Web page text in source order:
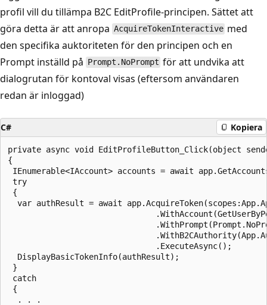
profil vill du tillämpa B2C EditProfile-principen. Sättet att
göra detta är att anropa AcquireTokenInteractive med
den specifika auktoriteten för den principen och en
Prompt inställd på
Prompt.NoPrompt för att undvika att
dialogrutan för kontoval visas (eftersom användaren
redan är inloggad)
C# Kopiera
private async void EditProfileButton_Click(object
{
IEnumerable<IAccount> accounts = await
try
{
var authResult = await
                               .ExecuteAsync();
  DisplayBasicTokenInfo(authResult);
}
catch
{
  . . .